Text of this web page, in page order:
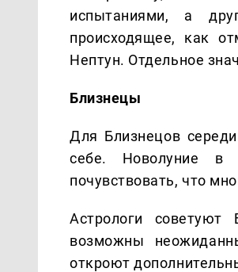
испытаниями, а
происходящее, как
Нептун. Отдельное
Близнецы
Для Близнецов
себе. Новолуние в
почувствовать, что
Астрологи
возможны
откроют